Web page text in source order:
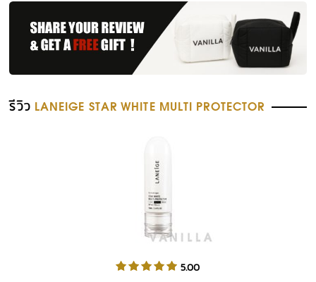
รีวิว LANEIGE STAR WHITE MULTI PROTECTOR
5.00